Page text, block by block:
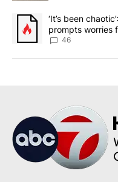
A trending article titled
‘It’s been
prompts worries
46